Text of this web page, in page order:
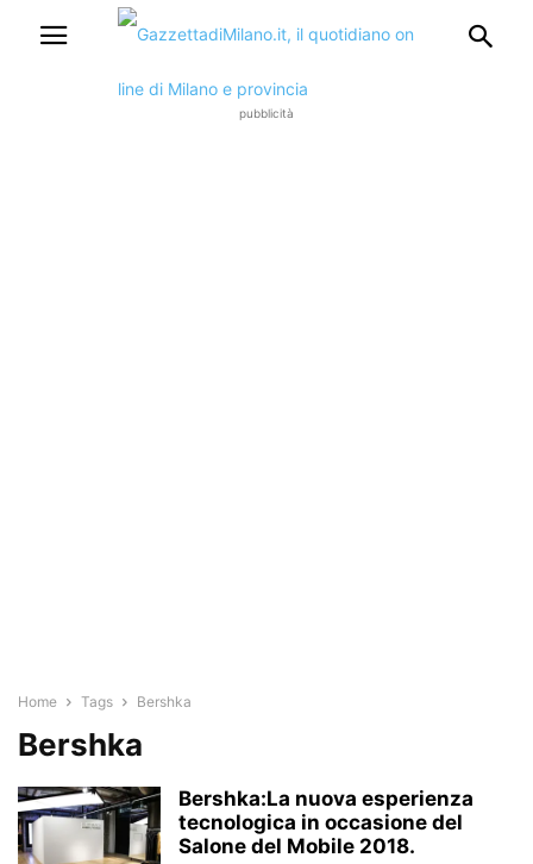
pubblicità
Home Tags Bershka
Bershka
Bershka:La nuova esperienza
tecnologica in occasione del
Salone del Mobile 2018.